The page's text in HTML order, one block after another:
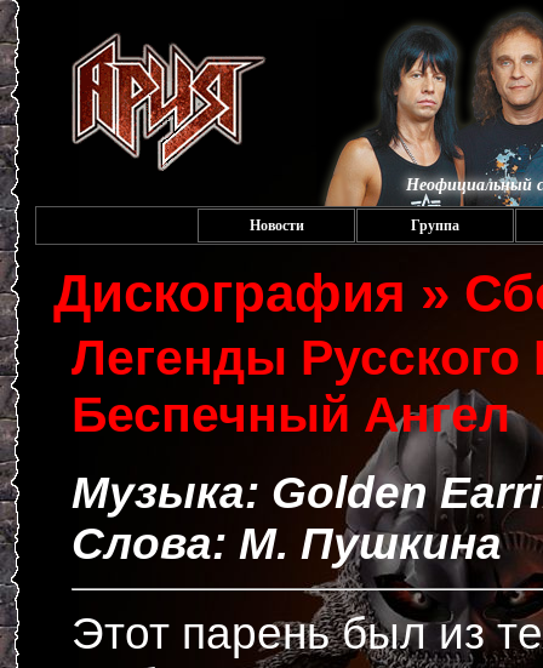
Неофициальный
Новости Группа
Дискография »
Легенды Русского
Беспечный Ангел
Музыка: Golden
Слова: М. Пушкина
Этот парень был из